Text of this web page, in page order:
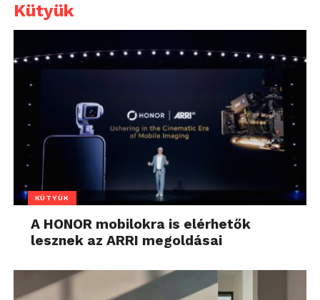
Kütyük
KÜTYÜK
A HONOR mobilokra is elérhetők
lesznek az ARRI megoldásai